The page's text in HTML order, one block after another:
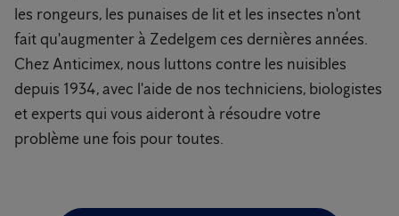
les rongeurs, les punaises de lit et les insectes n'ont
fait qu'augmenter à Zedelgem ces dernières années.
Chez Anticimex, nous luttons contre les nuisibles
depuis 1934, avec l'aide de nos techniciens, biologistes
et experts qui vous aideront à résoudre votre
problème une fois pour toutes.